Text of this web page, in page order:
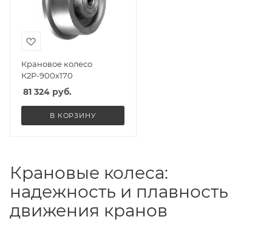
Крановое колесо
К2Р-900х170
81 324 руб.
В КОРЗИНУ
Крановые колеса:
надежность и плавность
движения кранов